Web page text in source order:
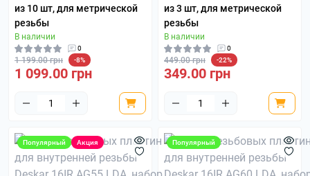
из 10 шт, для метрической
резьбы
В наличии
0
1 199.00 грн -8%
1 099.00 грн
из 3 шт, для метрической
резьбы
В наличии
0
449.00 грн -22%
349.00 грн
Популярный Акция Популярный